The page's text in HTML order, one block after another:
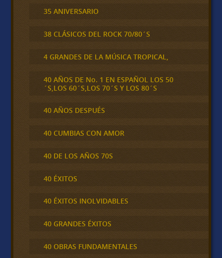
35 ANIVERSARIO
38 CLÁSICOS DEL ROCK 70/80´S
4 GRANDES DE LA MÚSICA TROPICAL,
40 AÑOS DE No. 1 EN ESPAÑOL LOS 50
´S,LOS 60´S,LOS 70´S Y LOS 80´S
40 AÑOS DESPUÉS
40 CUMBIAS CON AMOR
40 DE LOS AÑOS 70S
40 ÉXITOS
40 ÉXITOS INOLVIDABLES
40 GRANDES ÉXITOS
40 OBRAS FUNDAMENTALES